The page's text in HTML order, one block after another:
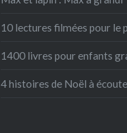
10 lectures filmées pour le
1400 livres pour enfants
4 histoires de Noël à